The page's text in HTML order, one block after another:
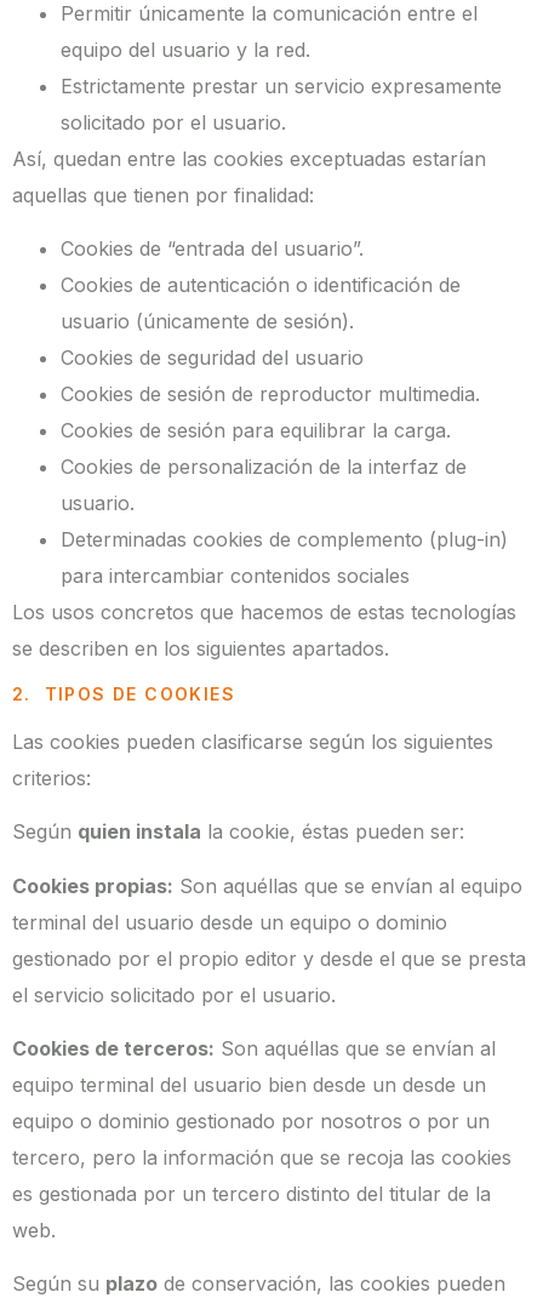
Permitir únicamente la comunicación entre el
equipo del usuario y la red.
Estrictamente prestar un servicio expresamente
solicitado por el usuario.
Así, quedan entre las cookies exceptuadas estarían
aquellas que tienen por finalidad:
Cookies de “entrada del usuario”.
Cookies de autenticación o identificación de
usuario (únicamente de sesión).
Cookies de seguridad del usuario
Cookies de sesión de reproductor multimedia.
Cookies de sesión para equilibrar la carga.
Cookies de personalización de la interfaz de
usuario.
Determinadas cookies de complemento (plug-in)
para intercambiar contenidos sociales
Los usos concretos que hacemos de estas tecnologías
se describen en los siguientes apartados.
2. TIPOS DE COOKIES
Las cookies pueden clasificarse según los siguientes
criterios:
Según quien instala la cookie, éstas pueden ser:
Cookies propias: Son aquéllas que se envían al equipo
terminal del usuario desde un equipo o dominio
gestionado por el propio editor y desde el que se presta
el servicio solicitado por el usuario.
Cookies de terceros: Son aquéllas que se envían al
equipo terminal del usuario bien desde un desde un
equipo o dominio gestionado por nosotros o por un
tercero, pero la información que se recoja las cookies
es gestionada por un tercero distinto del titular de la
web.
Según su plazo de conservación, las cookies pueden